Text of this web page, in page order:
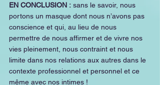
EN CONCLUSION : sans le savoir, nous
portons un masque dont nous n’avons pas
conscience et qui, au lieu de nous
permettre de nous affirmer et de vivre nos
vies pleinement, nous contraint et nous
limite dans nos relations aux autres dans le
contexte professionnel et personnel et ce
même avec nos intimes !